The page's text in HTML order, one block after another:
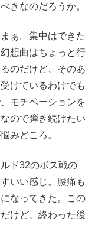
きなのだろうか。
ぁ。集中はできた
想曲はちょっと行
のだけど、そのあ
けているわけでも
モチベーションを
ので弾き続けたい
みどころ。
ド32のボス戦の
いい感じ。腰痛も
なってきた。この
けど、終わった後